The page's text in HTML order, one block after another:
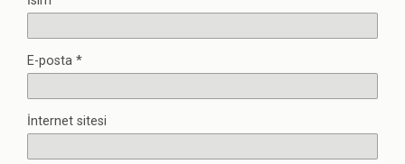
E-posta *
İnternet sitesi